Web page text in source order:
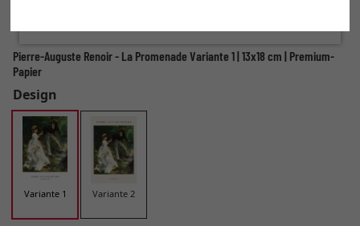
Pierre-Auguste Renoir - La Promenade Variante 1 | 13x18 cm | Premium-
Papier
Design
Variante 1 Variante 2